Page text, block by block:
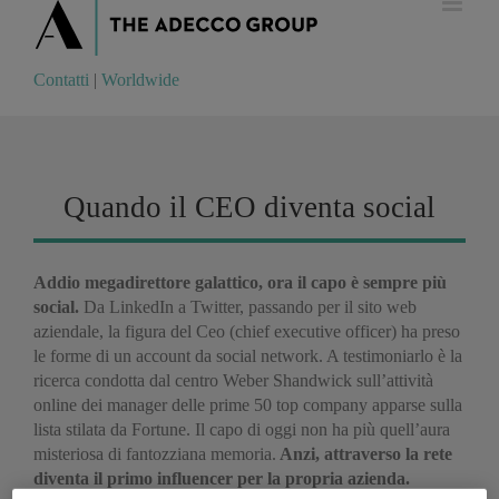
Contatti Worldwide
Contatti | Worldwide
Quando il CEO diventa social
Addio megadirettore galattico, ora il capo è sempre più
social. Da LinkedIn a Twitter, passando per il sito web
aziendale, la figura del Ceo (chief executive officer) ha preso
le forme di un account da social network. A testimoniarlo è la
ricerca condotta dal centro Weber Shandwick sull’attività
online dei manager delle prime 50 top company apparse sulla
lista stilata da Fortune. Il capo di oggi non ha più quell’aura
misteriosa di fantozziana memoria. Anzi, attraverso la rete
diventa il primo influencer per la propria azienda.